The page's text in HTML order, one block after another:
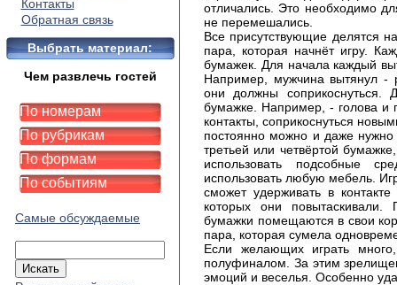
Контакты
Обратная связь
Выбрать материал:
Чем развлечь гостей
По номерам
По рубрикам
По формам
По событиям
Самые обсуждаемые
отличались. Это необходимо
не перемешались.
Все присутствующие делятся
пара, которая начнёт игру.
бумажек. Для начала каждый
Например, мужчина вытянул -
они должны соприкоснуться.
бумажке. Например, - голова и
контакты, соприкоснуться
постоянно можно и даже нужно
третьей или четвёртой
использовать подсобные
использовать любую мебель.
сможет удерживать в
которых они
бумажки помещаются в свои
пара, которая сумела
Если желающих играть
полуфиналом. За этим
эмоций и веселья. Особенно